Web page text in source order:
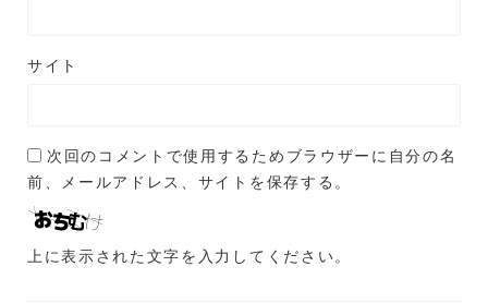
サイト
次回のコメントで使用するためブラウザーに自分の名
前、メールアドレス、サイトを保存する。
上に表示された文字を入力してください。